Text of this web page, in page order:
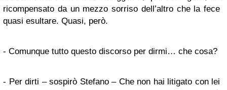
ricompensato da un mezzo sorriso dell’altro che la fece
quasi esultare. Quasi, però.
- Comunque tutto questo discorso per dirmi… che cosa?
- Per dirti – sospirò Stefano – Che non hai litigato con lei